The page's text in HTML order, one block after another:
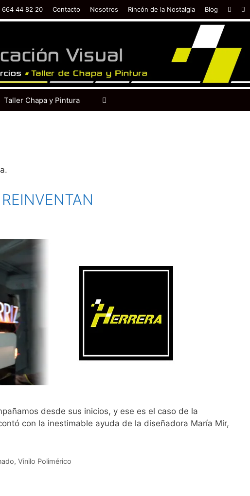
664 44 82 20 Contacto Nosotros Rincón de la Nostalgia Blog
Taller Chapa y Pintura
desde sus inicios, y ese es el caso de la
con la inestimable ayuda de la diseñadora María Mir,
, Vinilo Polimérico